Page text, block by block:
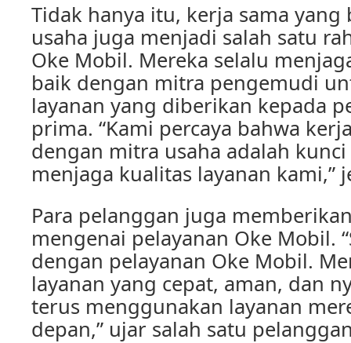
Tidak hanya itu, kerja sama
usaha juga menjadi salah satu
Oke Mobil. Mereka selalu
baik dengan mitra pengemudi
layanan yang diberikan kepada
prima. “Kami percaya bahwa
dengan mitra usaha adalah
menjaga kualitas layanan kami,”
Para pelanggan juga
mengenai pelayanan Oke Mobil.
dengan pelayanan Oke Mobil.
layanan yang cepat, aman, dan
terus menggunakan layanan
depan,” ujar salah satu